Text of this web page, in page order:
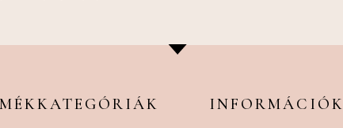
INFORMÁCIÓK